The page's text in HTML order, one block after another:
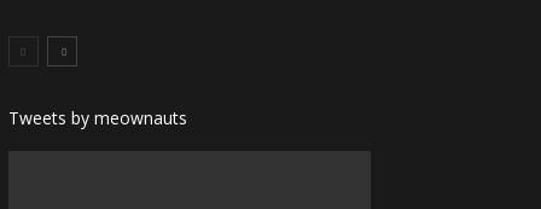
Tweets by meownauts